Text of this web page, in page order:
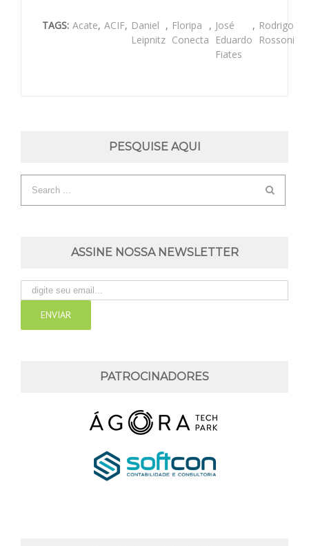
TAGS: Acate, ACIF, Daniel
Leipnitz
, Floripa
Conecta
, José
Eduardo
Fiates
, Rodrigo
Rossoni
PESQUISE AQUI
ASSINE NOSSA NEWSLETTER
PATROCINADORES